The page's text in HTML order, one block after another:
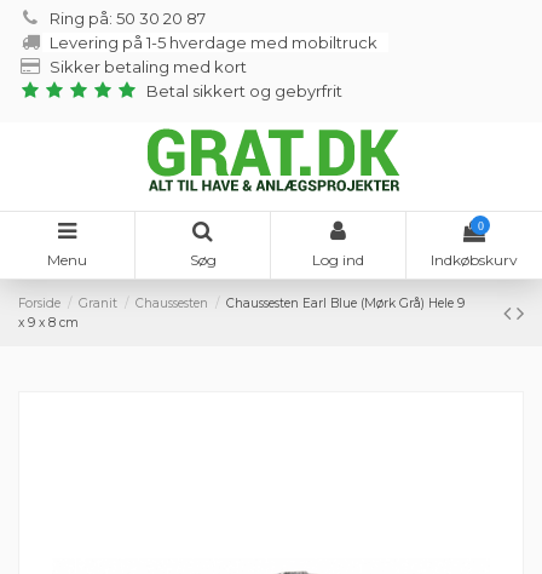
Ring på: 50 30 20 87
Levering på 1-5 hverdage med mobiltruck
Sikker betaling med kort
Betal sikkert og gebyrfrit
Menu Søg Log ind
0
Indkøbskurv
Forside Granit Chaussesten
Chaussesten Earl Blue (Mørk Grå) Hele 9
x 9 x 8 cm